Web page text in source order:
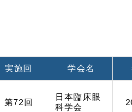
実施回 学会名
第72回
日本臨床眼
科学会